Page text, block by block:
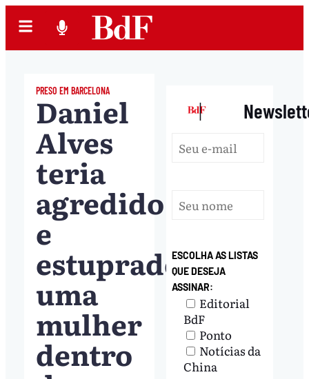
PRESO EM BARCELONA
Daniel
Alves
teria
agredido
e
estuprado
uma
mulher
dentro
|
ESCOLHA AS LISTAS
QUE DESEJA
ASSINAR:
Editorial
BdF
Ponto
Notícias da
China